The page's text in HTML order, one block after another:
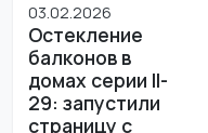
03.02.2026
Остекление
балконов в
домах серии II-
29: запустили
страницу с